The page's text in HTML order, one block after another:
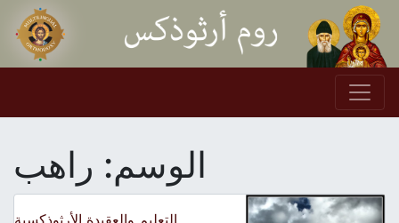
Skip to content
Main Navigation
الوسم:راهب